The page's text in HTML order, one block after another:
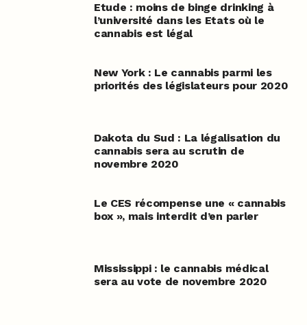
Etude : moins de binge drinking à
l’université dans les Etats où le
cannabis est légal
New York : Le cannabis parmi les
priorités des législateurs pour 2020
Dakota du Sud : La légalisation du
cannabis sera au scrutin de
novembre 2020
Le CES récompense une « cannabis
box », mais interdit d’en parler
Mississippi : le cannabis médical
sera au vote de novembre 2020